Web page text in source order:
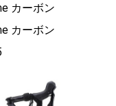
カーボン
カーボン